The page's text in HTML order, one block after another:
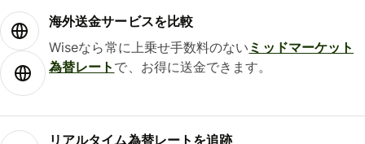
海外送金サービスを比較
Wiseなら常に上乗せ手数料のない ミッドマーケット
為替レート で、お得に送金できます。
リアルタイム為替レートを追跡